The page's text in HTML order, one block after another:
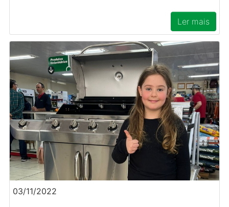
Ler mais
03/11/2022